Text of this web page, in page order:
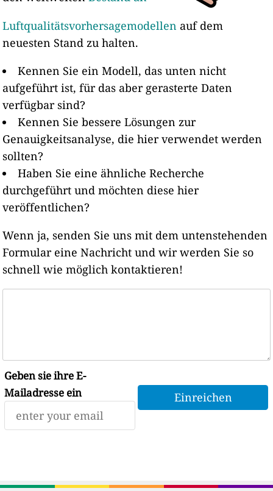
Luftqualitätsvorhersagemodellen auf dem
neuesten Stand zu halten.
Kennen Sie ein Modell, das unten nicht
aufgeführt ist, für das aber gerasterte Daten
verfügbar sind?
Kennen Sie bessere Lösungen zur
Genauigkeitsanalyse, die hier verwendet werden
sollten?
Haben Sie eine ähnliche Recherche
durchgeführt und möchten diese hier
veröffentlichen?
Wenn ja, senden Sie uns mit dem untenstehenden
Formular eine Nachricht und wir werden Sie so
schnell wie möglich kontaktieren!
Geben sie ihre E-
Mailadresse ein